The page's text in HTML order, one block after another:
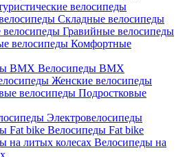
велосипеды
Складные велосипеды
Гравийные велосипеды
Комфортные
Велосипеды BMX
Женские велосипеды
Подростковые
Электровелосипеды
Велосипеды Fat bike
Велосипеды на